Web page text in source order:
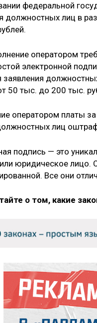
федеральной
должностных лиц в
оператором
электронной
заявления
50 тыс. до 200 тыс.
оператором платы
лиц
подпись — это
юридическое лицо.
Все они
о том, какие